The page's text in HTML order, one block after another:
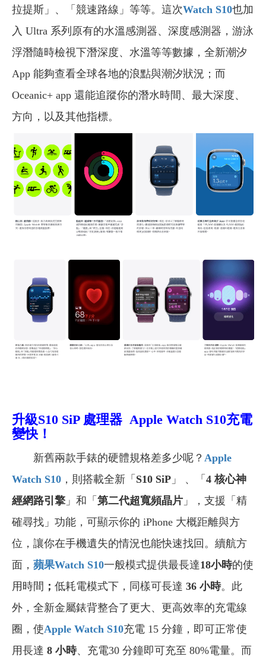
拉提斯」、「競速路線」等等。這次Watch S10也加
入 Ultra 系列原有的水溫感測器、深度感測器，游泳
浮潛隨時檢視下潛深度、水溫等等數據，全新潮汐
App 能夠查看全球各地的浪點與潮汐狀況；而
Oceanic+ app 還能追蹤你的潛水時間、最大深度、
方向，以及其他指標。
升級S10 SiP 處理器 Apple Watch S10充電
變快！
新舊兩款手錶的硬體規格差多少呢？ Apple
Watch S10 ，則搭載全新「 S10 SiP 」 、「 4 核心神
經網路引擎」和「 第二代超寬頻晶片 」，支援「精
確尋找」功能，可顯示你的 iPhone 大概距離與方
位，讓你在手機遺失的情況也能快速找回。續航方
面， 蘋果Watch S10一般模式提供最長達18小時的使
用時間 ； 低耗電模式下，同樣可長達 36 小時。此
外，全新金屬錶背整合了更大、更高效率的充電線
圈，使Apple Watch S10充電 15 分鐘，即可正常使
用長達 8 小時、充電30 分鐘即可充至 80%電量。而